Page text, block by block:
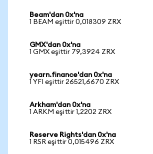
Beam'dan 0x'na
1 BEAM eşittir 0,018309 ZRX
GMX'dan 0x'na
1 GMX eşittir 79,3924 ZRX
yearn.finance'dan 0x'na
1 YFI eşittir 26521,6670 ZRX
Arkham'dan 0x'na
1 ARKM eşittir 1,2202 ZRX
Reserve Rights'dan 0x'na
1 RSR eşittir 0,015496 ZRX